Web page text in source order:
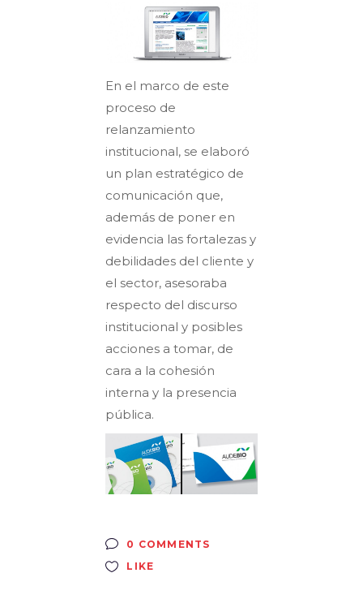
En el marco de este
proceso de
relanzamiento
institucional, se elaboró
un plan estratégico de
comunicación que,
además de poner en
evidencia las fortalezas y
debilidades del cliente y
el sector, asesoraba
respecto del discurso
institucional y posibles
acciones a tomar, de
cara a la cohesión
interna y la presencia
pública.
0 COMMENTS
LIKE